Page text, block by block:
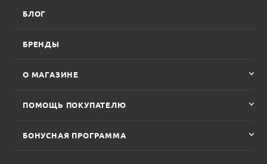
БЛОГ
БРЕНДЫ
О МАГАЗИНЕ
ПОМОЩЬ ПОКУПАТЕЛЮ
БОНУСНАЯ ПРОГРАММА